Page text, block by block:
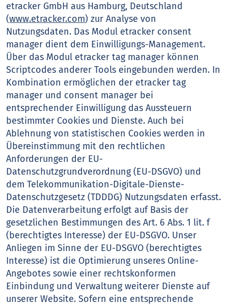
etracker GmbH aus Hamburg, Deutschland
(www.etracker.com) zur Analyse von
Nutzungsdaten. Das Modul etracker consent
manager dient dem Einwilligungs-Management.
Über das Modul etracker tag manager können
Scriptcodes anderer Tools eingebunden werden. In
Kombination ermöglichen der etracker tag
manager und consent manager bei
entsprechender Einwilligung das Aussteuern
bestimmter Cookies und Dienste. Auch bei
Ablehnung von statistischen Cookies werden in
Übereinstimmung mit den rechtlichen
Anforderungen der EU-
Datenschutzgrundverordnung (EU-DSGVO) und
dem Telekommunikation-Digitale-Dienste-
Datenschutzgesetz (TDDDG) Nutzungsdaten erfasst.
Die Datenverarbeitung erfolgt auf Basis der
gesetzlichen Bestimmungen des Art. 6 Abs. 1 lit. f
(berechtigtes Interesse) der EU-DSGVO. Unser
Anliegen im Sinne der EU-DSGVO (berechtigtes
Interesse) ist die Optimierung unseres Online-
Angebotes sowie einer rechtskonformen
Einbindung und Verwaltung weiterer Dienste auf
unserer Website. Sofern eine entsprechende